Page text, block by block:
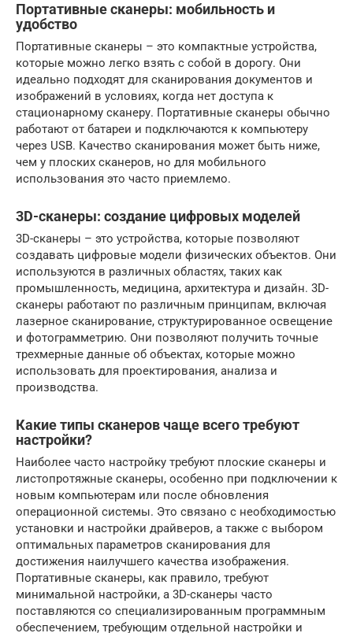
Портативные сканеры: мобильность и
удобство
Портативные сканеры – это компактные устройства,
которые можно легко взять с собой в дорогу. Они
идеально подходят для сканирования документов и
изображений в условиях, когда нет доступа к
стационарному сканеру. Портативные сканеры обычно
работают от батареи и подключаются к компьютеру
через USB. Качество сканирования может быть ниже,
чем у плоских сканеров, но для мобильного
использования это часто приемлемо.
3D-сканеры: создание цифровых моделей
3D-сканеры – это устройства, которые позволяют
создавать цифровые модели физических объектов. Они
используются в различных областях, таких как
промышленность, медицина, архитектура и дизайн. 3D-
сканеры работают по различным принципам, включая
лазерное сканирование, структурированное освещение
и фотограмметрию. Они позволяют получить точные
трехмерные данные об объектах, которые можно
использовать для проектирования, анализа и
производства.
Какие типы сканеров чаще всего требуют
настройки?
Наиболее часто настройку требуют плоские сканеры и
листопротяжные сканеры, особенно при подключении к
новым компьютерам или после обновления
операционной системы. Это связано с необходимостью
установки и настройки драйверов, а также с выбором
оптимальных параметров сканирования для
достижения наилучшего качества изображения.
Портативные сканеры, как правило, требуют
минимальной настройки, а 3D-сканеры часто
поставляются со специализированным программным
обеспечением, требующим отдельной настройки и